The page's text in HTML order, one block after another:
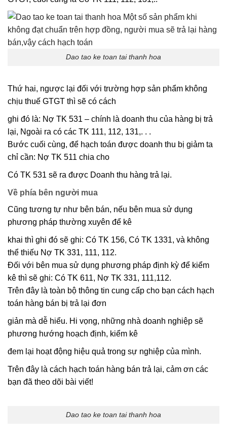
Dao tao ke toan tai thanh hoa
Thứ hai, ngược lại đối với trường hợp sản phẩm không
chịu thuế GTGT thì sẽ có cách
ghi đó là: Nợ TK 531 – chính là doanh thu của hàng bị trả
lại, Ngoài ra có các TK 111, 112, 131,. . .
Bước cuối cùng, để hạch toán được doanh thu bị giảm ta
chỉ cần: Nợ TK 511 chia cho
Có TK 531 sẽ ra được Doanh thu hàng trả lại.
Về phía bên người mua
Cũng tương tự như bên bán, nếu bên mua sử dụng
phương pháp thường xuyên để kê
khai thì ghi đó sẽ ghi: Có TK 156, Có TK 1331, và không
thể thiếu Nợ TK 331, 111, 112.
Đối với bên mua sử dụng phương pháp định kỳ để kiểm
kê thì sẽ ghi: Có TK 611, Nợ TK 331, 111,112.
Trên đây là toàn bộ thông tin cung cấp cho bạn cách hạch
toán hàng bán bị trả lại đơn
giản mà dễ hiểu. Hi vọng, những nhà doanh nghiệp sẽ
phương hướng hoạch định, kiểm kê
đem lại hoạt động hiệu quả trong sự nghiệp của mình.
Trên đây là cách hạch toán hàng bán trả lại, cảm ơn các
bạn đã theo dõi bài viết!
Dao tao ke toan tai thanh hoa